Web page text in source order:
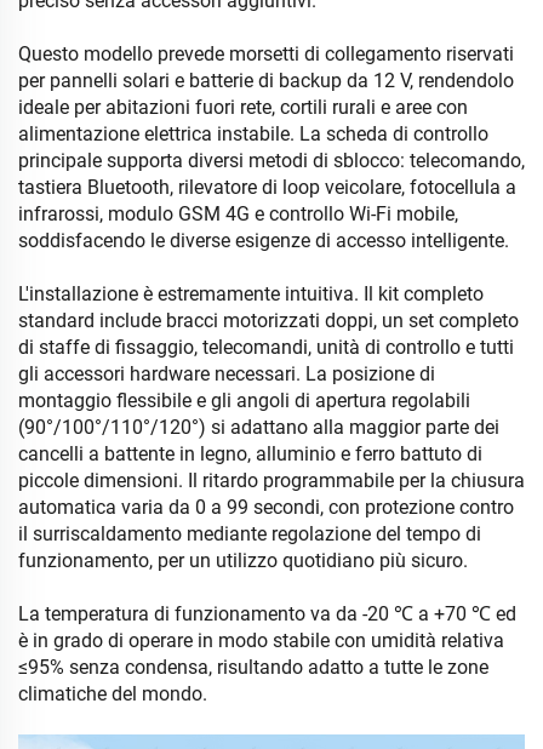
Questo modello prevede morsetti di collegamento riservati
per pannelli solari e batterie di backup da 12 V, rendendolo
ideale per abitazioni fuori rete, cortili rurali e aree con
alimentazione elettrica instabile. La scheda di controllo
principale supporta diversi metodi di sblocco: telecomando,
tastiera Bluetooth, rilevatore di loop veicolare, fotocellula a
infrarossi, modulo GSM 4G e controllo Wi-Fi mobile,
soddisfacendo le diverse esigenze di accesso intelligente.
L'installazione è estremamente intuitiva. Il kit completo
standard include bracci motorizzati doppi, un set completo
di staffe di fissaggio, telecomandi, unità di controllo e tutti
gli accessori hardware necessari. La posizione di
montaggio flessibile e gli angoli di apertura regolabili
(90°/100°/110°/120°) si adattano alla maggior parte dei
cancelli a battente in legno, alluminio e ferro battuto di
piccole dimensioni. Il ritardo programmabile per la chiusura
automatica varia da 0 a 99 secondi, con protezione contro
il surriscaldamento mediante regolazione del tempo di
funzionamento, per un utilizzo quotidiano più sicuro.
La temperatura di funzionamento va da -20 ℃ a +70 ℃ ed
è in grado di operare in modo stabile con umidità relativa
≤95% senza condensa, risultando adatto a tutte le zone
climatiche del mondo.